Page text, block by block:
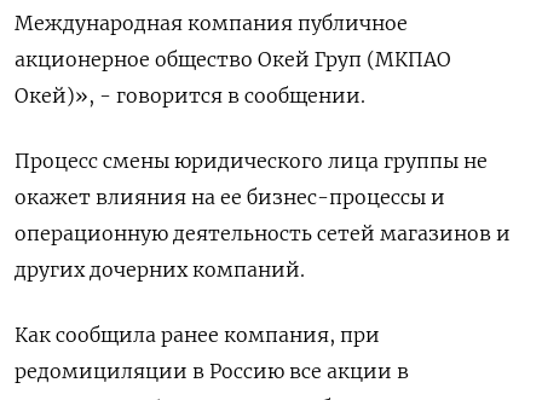
Международная компания публичное
акционерное общество Окей Груп (МКПАО
Окей)», - говорится в сообщении.
Процесс смены юридического лица группы не
окажет влияния на ее бизнес-процессы и
операционную деятельность сетей магазинов и
других дочерних компаний.
Как сообщила ранее компания, при
редомициляции в Россию все акции в